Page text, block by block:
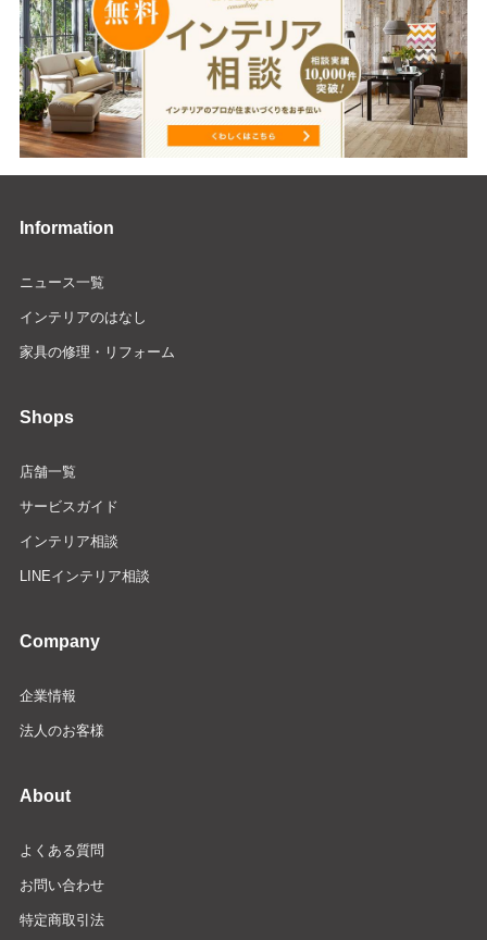
Information
ニュース一覧
インテリアのはなし
家具の修理・リフォーム
Shops
店舗一覧
サービスガイド
インテリア相談
LINEインテリア相談
Company
企業情報
法人のお客様
About
よくある質問
お問い合わせ
特定商取引法